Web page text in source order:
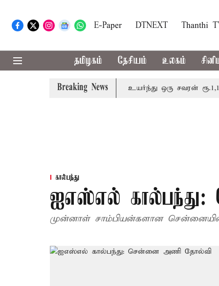
E-Paper DTNEXT Thanthi
தமிழகம் தேசியம் உலகம்
Breaking News
விலை சவரனுக்கு ரூ.520 உயர்ந்து ஒரு சவரன்
கால்பந்து
ஐஎஸ்எல்
முன்னாள் சாம்பியன்களான